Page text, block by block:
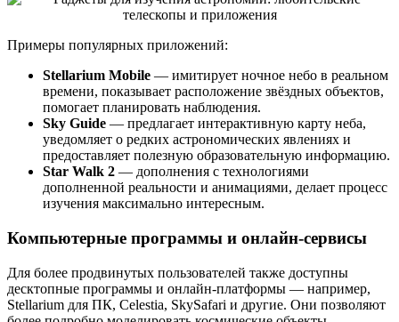
Примеры популярных приложений:
Stellarium Mobile — имитирует ночное небо в реальном
времени, показывает расположение звёздных объектов,
помогает планировать наблюдения.
Sky Guide — предлагает интерактивную карту неба,
уведомляет о редких астрономических явлениях и
предоставляет полезную образовательную информацию.
Star Walk 2 — дополнения с технологиями
дополненной реальности и анимациями, делает процесс
изучения максимально интересным.
Компьютерные программы и онлайн-сервисы
Для более продвинутых пользователей также доступны
десктопные программы и онлайн-платформы — например,
Stellarium для ПК, Celestia, SkySafari и другие. Они позволяют